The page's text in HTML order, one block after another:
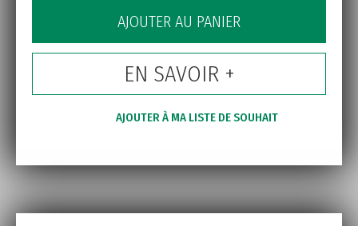
AJOUTER AU PANIER
EN SAVOIR +
AJOUTER À MA LISTE DE SOUHAIT